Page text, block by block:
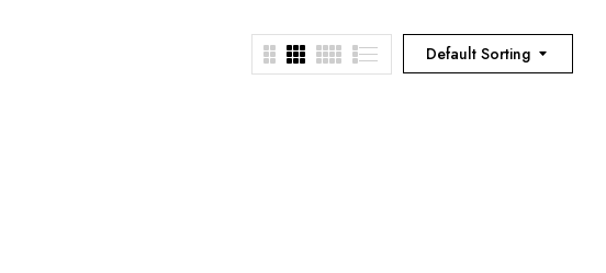
Default Sorting